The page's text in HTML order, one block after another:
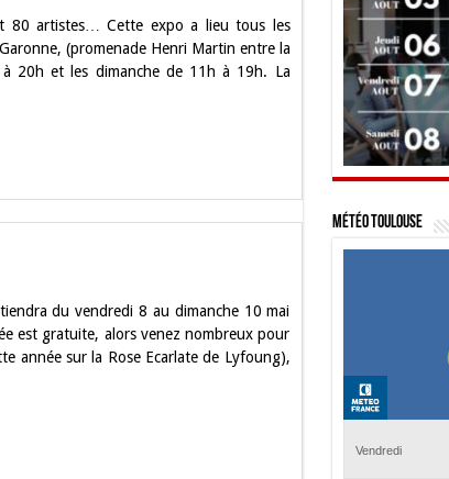
80 artistes… Cette expo a lieu tous les
(promenade Henri Martin entre la
20h et les dimanche de 11h à 19h. La
du vendredi 8 au dimanche 10 mai
est gratuite, alors venez nombreux pour
année sur la Rose Ecarlate de Lyfoung),
Météo Toulouse